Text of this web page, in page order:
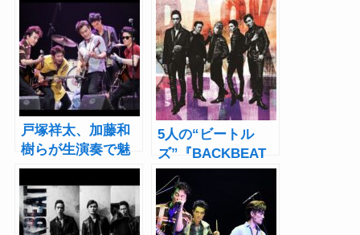
戸塚祥太、加藤和
樹らが生演奏で魅
せる
『BACKBEAT』開
幕！「止まってい
た時間がまた動き
5人の“ビートル
ズ”『BACKBEAT
』戸塚祥太、加藤
和樹らのロックな
ビジュアル公開